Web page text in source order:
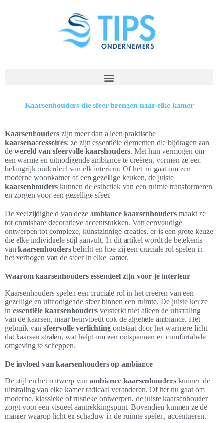
Kaarsenhouders die sfeer brengen naar elke kamer
Kaarsenhouders zijn meer dan alleen praktische
kaarsenaccessoires; ze zijn essentiële elementen die bijdragen aan
de wereld van sfeervolle kaarshouders. Met hun vermogen om
een warme en uitnodigende ambiance te creëren, vormen ze een
belangrijk onderdeel van elk interieur. Of het nu gaat om een
moderne woonkamer of een gezellige keuken, de juiste
kaarsenhouders kunnen de esthetiek van een ruimte transformeren
en zorgen voor een gezellige sfeer.
De veelzijdigheid van deze ambiance kaarsenhouders maakt ze
tot onmisbare decoratieve accentstukken. Van eenvoudige
ontwerpen tot complexe, kunstzinnige creaties, er is een grote keuze
die elke individuele stijl aanvult. In dit artikel wordt de betekenis
van kaarsenhouders belicht en hoe zij een cruciale rol spelen in
het verhogen van de sfeer in elke kamer.
Waarom kaarsenhouders essentieel zijn voor je interieur
Kaarsenhouders spelen een cruciale rol in het creëren van een
gezellige en uitnodigende sfeer binnen een ruimte. De juiste keuze
in essentiële kaarsenhouders versterkt niet alleen de uitstraling
van de kaarsen, maar beïnvloedt ook de algehele ambiance. Het
gebruik van sfeervolle verlichting ontstaat door het warmere licht
dat kaarsen stralen, wat helpt om een ontspannen en comfortabele
omgeving te scheppen.
De invloed van kaarsenhouders op ambiance
De stijl en het ontwerp van ambiance kaarsenhouders kunnen de
uitstraling van elke kamer radicaal veranderen. Of het nu gaat om
moderne, klassieke of rustieke ontwerpen, de juiste kaarsenhouder
zorgt voor een visueel aantrekkingspunt. Bovendien kunnen ze de
manier waarop licht en schaduw in de ruimte spelen, accentueren.